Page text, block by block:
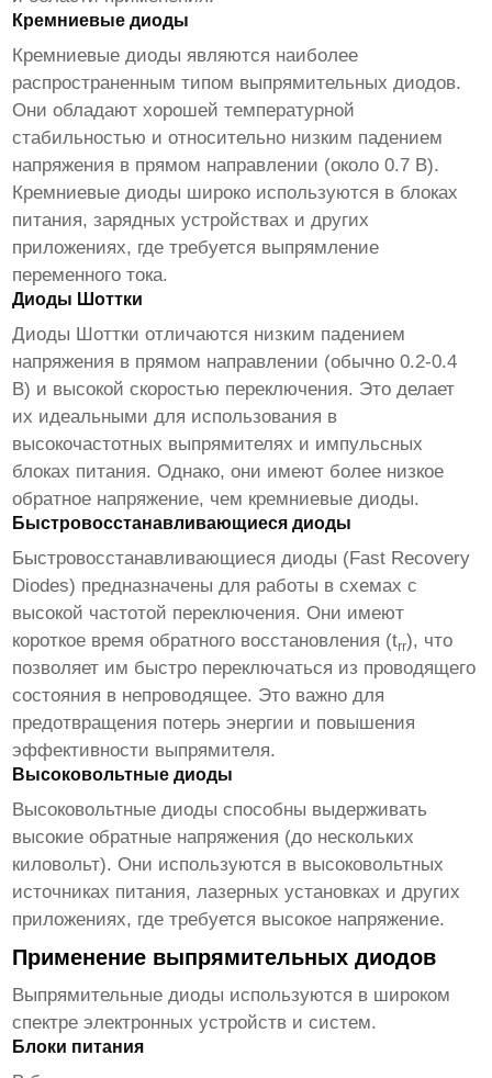
Кремниевые диоды
Кремниевые диоды являются наиболее
распространенным типом выпрямительных диодов.
Они обладают хорошей температурной
стабильностью и относительно низким падением
напряжения в прямом направлении (около 0.7 В).
Кремниевые диоды широко используются в блоках
питания, зарядных устройствах и других
приложениях, где требуется выпрямление
переменного тока.
Диоды Шоттки
Диоды Шоттки отличаются низким падением
напряжения в прямом направлении (обычно 0.2-0.4
В) и высокой скоростью переключения. Это делает
их идеальными для использования в
высокочастотных выпрямителях и импульсных
блоках питания. Однако, они имеют более низкое
обратное напряжение, чем кремниевые диоды.
Быстровосстанавливающиеся диоды
Быстровосстанавливающиеся диоды (Fast Recovery
Diodes) предназначены для работы в схемах с
высокой частотой переключения. Они имеют
короткое время обратного восстановления (trr), что
позволяет им быстро переключаться из проводящего
состояния в непроводящее. Это важно для
предотвращения потерь энергии и повышения
эффективности выпрямителя.
Высоковольтные диоды
Высоковольтные диоды способны выдерживать
высокие обратные напряжения (до нескольких
киловольт). Они используются в высоковольтных
источниках питания, лазерных установках и других
приложениях, где требуется высокое напряжение.
Применение выпрямительных диодов
Выпрямительные диоды используются в широком
спектре электронных устройств и систем.
Блоки питания